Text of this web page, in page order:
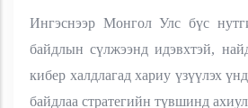
Ингэснээр Монгол Улс бүс
байдлын сүлжээнд идэвхтэй,
кибер халдлагад хариу үзүүлэх
байдлаа стратегийн түвшинд